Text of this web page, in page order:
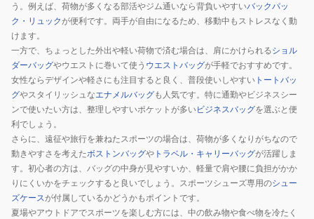
う。例えば、荷物が多くなる部活やジム通いなら背負いやすいバックパッ
ク・リュックが便利です。両手が自由になるため、移動中もストレスなく動
けます。
一方で、ちょっとした外出や軽い荷物で済む場合は、肩にかけられるショル
ダーバッグやウエストに巻いて使う ウエストバッグが手軽でおすすめです。
女性ならデザインや軽さにも注目すると良く、普段使いしやすい トートバッ
グやスタイリッシュなエナメルバッグも人気です。特に通勤やビジネスシー
ンで使いたい方は、整理しやすいポケットが多いビジネスバッグを選ぶと便
利でしょう。
さらに、遠征や旅行を兼ねたスポーツの場合は、荷物が多くなりがちなので
動きやすさを考えたボストンバッグや トラベル・キャリーバッグが活躍しま
す。初心者の方は、バッグの中身が見やすいか、軽量で肩や腰に負担がかか
りにくいかをチェックすると良いでしょう。スポーツシューズ専用のシュー
ズケースが付属しているかどうかもポイントです。
夏場やアウトドアでスポーツを楽しむ方には、中の飲み物や食べ物を冷たく